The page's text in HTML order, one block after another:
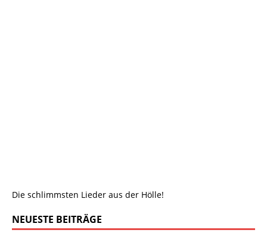
Die schlimmsten Lieder aus der Hölle!
NEUESTE BEITRÄGE